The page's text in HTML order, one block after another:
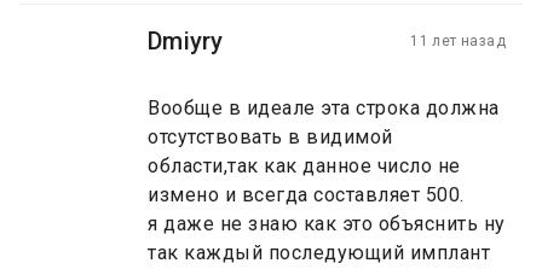
Dmiyry 11 лет назад
Вообще в идеале эта строка должна
отсутствовать в видимой
области,так как данное число не
измено и всегда составляет 500.
я даже не знаю как это объяснить ну
так каждый последующий имплант